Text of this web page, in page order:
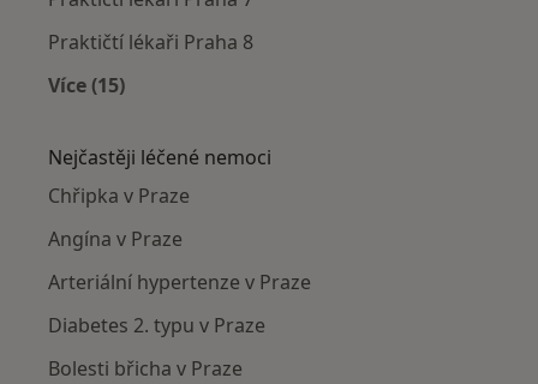
Praktičtí lékaři Praha 8
Více (15)
Nejčastěji léčené nemoci
Chřipka v Praze
Angína v Praze
Arteriální hypertenze v Praze
Diabetes 2. typu v Praze
Bolesti břicha v Praze